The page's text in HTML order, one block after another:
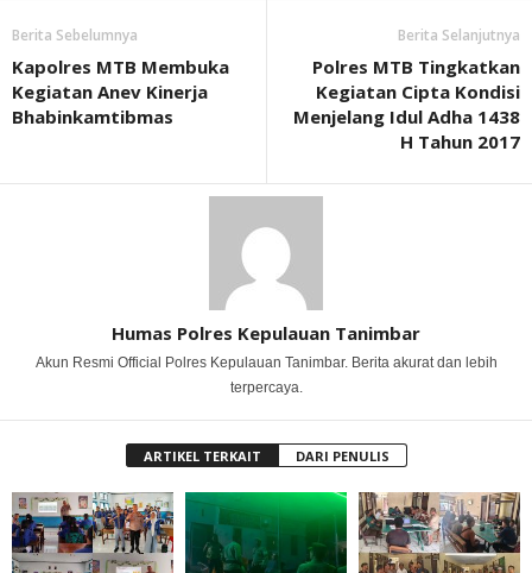
Berita Sebelumnya
Kapolres MTB Membuka
Kegiatan Anev Kinerja
Bhabinkamtibmas
Berita Selanjutnya
Polres MTB Tingkatkan
Kegiatan Cipta Kondisi
Menjelang Idul Adha 1438
H Tahun 2017
Humas Polres Kepulauan Tanimbar
Akun Resmi Official Polres Kepulauan Tanimbar. Berita akurat dan lebih
terpercaya.
ARTIKEL TERKAIT DARI PENULIS